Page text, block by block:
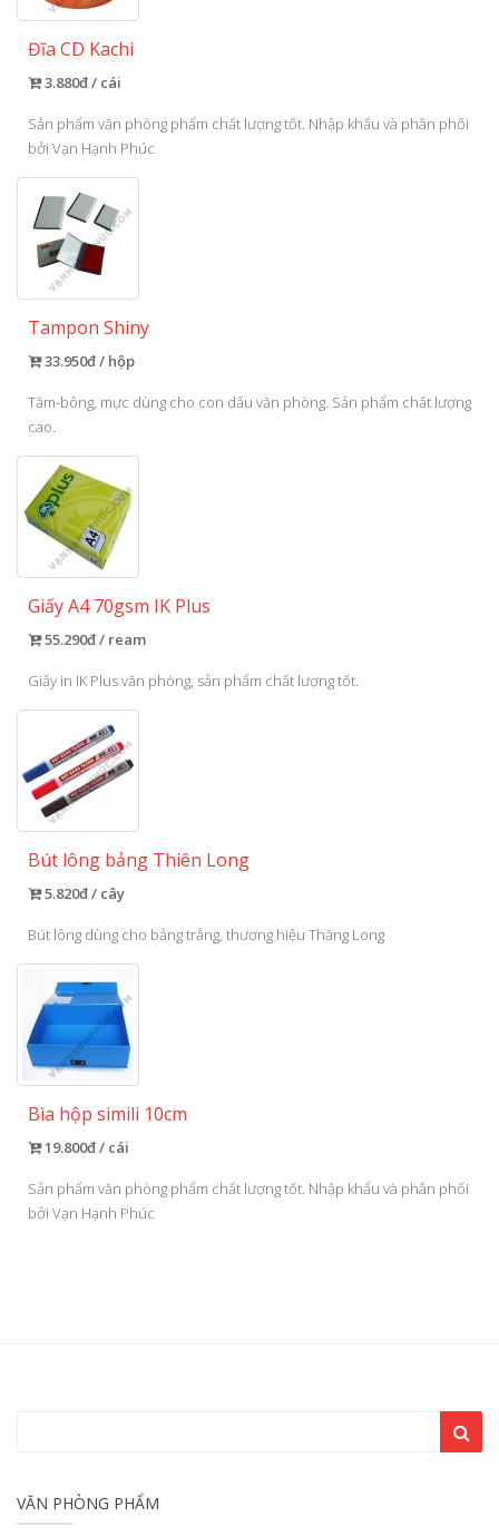
Đĩa CD Kachi
3.880đ / cái
Sản phẩm văn phòng phẩm chất lượng tốt. Nhập khẩu và phân phối
bởi Vạn Hạnh Phúc
Tampon Shiny
33.950đ / hộp
Tăm-bông, mực dùng cho con dấu văn phòng. Sản phẩm chất lượng
cao.
Giấy A4 70gsm IK Plus
55.290đ / ream
Giấy in IK Plus văn phòng, sản phẩm chất lượng tốt.
Bút lông bảng Thiên Long
5.820đ / cây
Bút lông dùng cho bảng trắng, thương hiệu Thăng Long
Bìa hộp simili 10cm
19.800đ / cái
Sản phẩm văn phòng phẩm chất lượng tốt. Nhập khẩu và phân phối
bởi Vạn Hạnh Phúc
VĂN PHÒNG PHẨM